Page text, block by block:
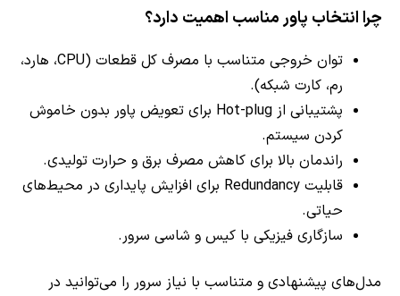
چرا انتخاب پاور مناسب اهمیت دارد؟
توان خروجی متناسب با مصرف کل قطعات (CPU، هارد،
رم، کارت شبکه).
پشتیبانی از Hot-plug برای تعویض پاور بدون خاموش
کردن سیستم.
راندمان بالا برای کاهش مصرف برق و حرارت تولیدی.
قابلیت Redundancy برای افزایش پایداری در محیط‌های
حیاتی.
سازگاری فیزیکی با کیس و شاسی سرور.
مدل‌های پیشنهادی و متناسب با نیاز سرور را می‌توانید در